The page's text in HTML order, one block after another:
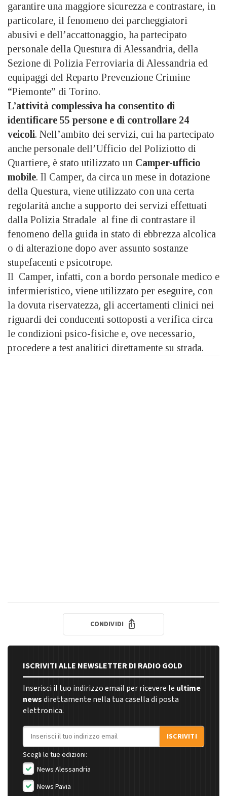
garantire una maggiore sicurezza e contrastare, in
particolare, il fenomeno dei parcheggiatori
abusivi e dell’accattonaggio, ha partecipato
personale della Questura di Alessandria, della
Sezione di Polizia Ferroviaria di Alessandria ed
equipaggi del Reparto Prevenzione Crimine
“Piemonte” di Torino.
L’attività complessiva ha consentito di
identificare 55 persone e di controllare 24
veicoli. Nell’ambito dei servizi, cui ha partecipato
anche personale dell’Ufficio del Poliziotto di
Quartiere, è stato utilizzato un Camper-ufficio
mobile. Il Camper, da circa un mese in dotazione
della Questura, viene utilizzato con una certa
regolarità anche a supporto dei servizi effettuati
dalla Polizia Stradale al fine di contrastare il
fenomeno della guida in stato di ebbrezza alcolica
o di alterazione dopo aver assunto sostanze
stupefacenti e psicotrope.
Il Camper, infatti, con a bordo personale medico e
infermieristico, viene utilizzato per eseguire, con
la dovuta riservatezza, gli accertamenti clinici nei
riguardi dei conducenti sottoposti a verifica circa
le condizioni psico-fisiche e, ove necessario,
procedere a test analitici direttamente su strada.
CONDIVIDI
ISCRIVITI ALLE NEWSLETTER DI RADIO GOLD
Inserisci il tuo indirizzo email per ricevere le ultime
newsdirettamente nella tua casella di posta
elettronica.
Indirizzo email
ISCRIVITI
Scegli le tue edizioni:
News Alessandria
News Pavia